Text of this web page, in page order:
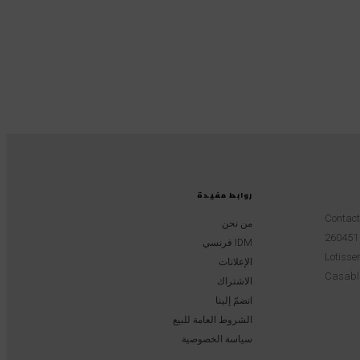
روابط مفيدة
من نحن
IDM فرنسي
الإعلانات
الاشتراك
انضمّ إلينا
الشروط العامة للبيع
سياسة الخصوصية